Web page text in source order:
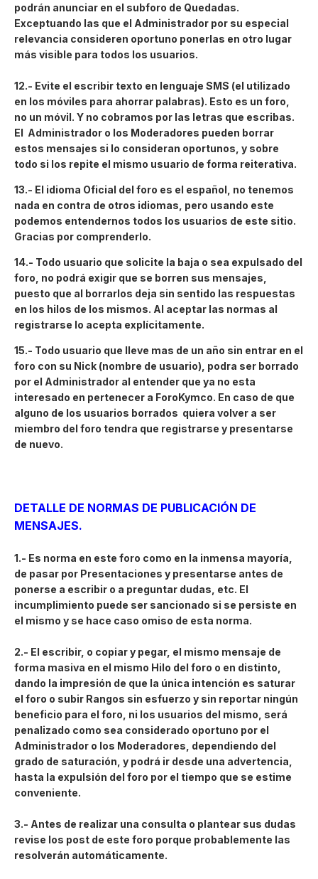
podrán anunciar en el subforo de Quedadas.
Exceptuando las que el Administrador por su especial
relevancia consideren oportuno ponerlas en otro lugar
más visible para todos los usuarios.
12.- Evite el escribir texto en lenguaje SMS (el utilizado
en los móviles para ahorrar palabras). Esto es un foro,
no un móvil. Y no cobramos por las letras que escribas.
El Administrador o los Moderadores pueden borrar
estos mensajes si lo consideran oportunos, y sobre
todo si los repite el mismo usuario de forma reiterativa.
13.- El idioma Oficial del foro es el español, no tenemos
nada en contra de otros idiomas, pero usando este
podemos entendernos todos los usuarios de este sitio.
Gracias por comprenderlo.
14.- Todo usuario que solicite la baja o sea expulsado del
foro, no podrá exigir que se borren sus mensajes,
puesto que al borrarlos deja sin sentido las respuestas
en los hilos de los mismos. Al aceptar las normas al
registrarse lo acepta explícitamente.
15.- Todo usuario que lleve mas de un año sin entrar en el
foro con su Nick (nombre de usuario), podra ser borrado
por el Administrador al entender que ya no esta
interesado en pertenecer a ForoKymco. En caso de que
alguno de los usuarios borrados quiera volver a ser
miembro del foro tendra que registrarse y presentarse
de nuevo.
DETALLE DE NORMAS DE PUBLICACIÓN DE
MENSAJES.
1.- Es norma en este foro como en la inmensa mayoría,
de pasar por Presentaciones y presentarse antes de
ponerse a escribir o a preguntar dudas, etc. El
incumplimiento puede ser sancionado si se persiste en
el mismo y se hace caso omiso de esta norma.
2.- El escribir, o copiar y pegar, el mismo mensaje de
forma masiva en el mismo Hilo del foro o en distinto,
dando la impresión de que la única intención es saturar
el foro o subir Rangos sin esfuerzo y sin reportar ningún
beneficio para el foro, ni los usuarios del mismo, será
penalizado como sea considerado oportuno por el
Administrador o los Moderadores, dependiendo del
grado de saturación, y podrá ir desde una advertencia,
hasta la expulsión del foro por el tiempo que se estime
conveniente.
3.- Antes de realizar una consulta o plantear sus dudas
revise los post de este foro porque probablemente las
resolverán automáticamente.